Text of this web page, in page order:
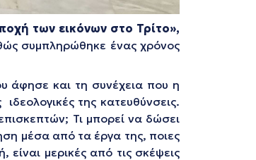
των εικόνων στο Τρίτο»,
συμπληρώθηκε ένας χρόνος
άφησε και τη συνέχεια που η
της κατευθύνσεις.
Τι μπορεί να δώσει
μέσα από τα έργα της, ποιες
μερικές από τις σκέψεις